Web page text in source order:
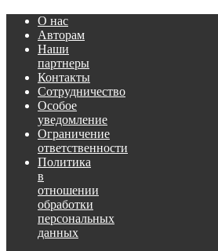
О нас
Авторам
Наши
партнеры
Контакты
Сотрудничество
Особое
уведомление
Ограничение
ответственности
Политика
в
отношении
обработки
персональных
данных